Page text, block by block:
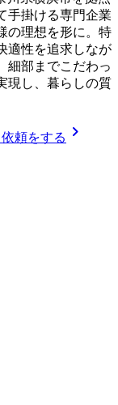
手掛ける専門企業
の理想を形に。特
適性を追求しなが
細部までこだわっ
現し、暮らしの質
頼をする chevron_right